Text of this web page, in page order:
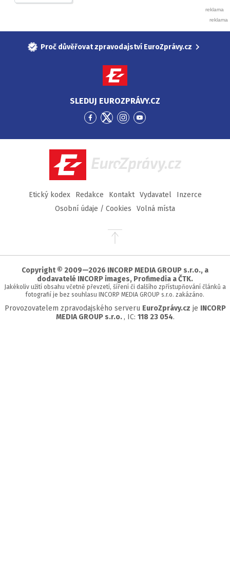
Proč důvěřovat zpravodajství EuroZprávy.cz
SLEDUJ EUROZPRÁVY.CZ
Přejít
Facebook
Přejít
Twitter
Přejít
Instagram
Přejít
YouTube
EuroZprávy.cz
Etický kodex Redakce Kontakt Vydavatel
Inzerce
Osobní údaje / Cookies
Volná místa
Přejít
stránky
Copyright © 2009—2026 INCORP MEDIA GROUP s.r.o., a
dodavatelé INCORP images, Profimedia a ČTK.
Jakékoliv užití obsahu včetně převzetí, šíření či dalšího zpřístupňování článků a
fotografií je bez souhlasu INCORP MEDIA GROUP s.r.o. zakázáno.
Provozovatelem zpravodajského serveru EuroZprávy.cz je INCORP
MEDIA GROUP s.r.o. , IC: 118 23 054.